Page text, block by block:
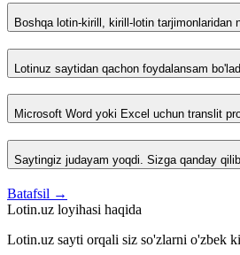
Boshqa lotin-kirill, kirill-lotin tarjimonlaridan
Lotinuz saytidan qachon foydalansam
Microsoft Word yoki Excel uchun translit
Saytingiz judayam yoqdi. Sizga qanday
Batafsil →
Lotin.uz loyihasi haqida
Lotin.uz sayti orqali siz so'zlarni o'zbek